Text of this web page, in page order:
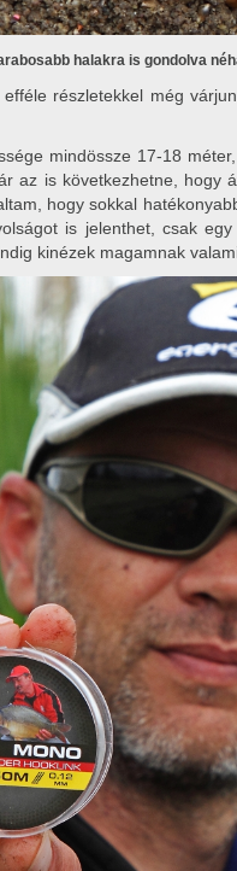
halakra is gondolva
részletekkel még
mindössze 17-18
az is következhetne,
hogy sokkal
is jelenthet, csak
kinézek magamnak